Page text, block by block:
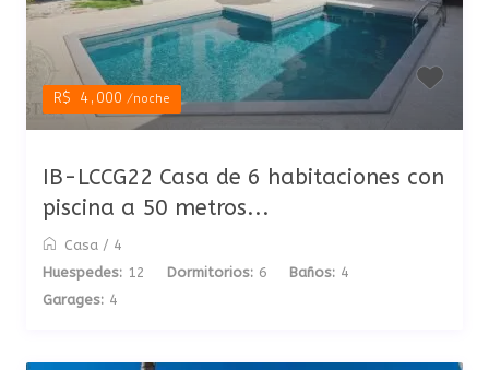
R$ 4,000/noche
IB-LCCG22 Casa de 6 habitaciones con
piscina a 50 metros...
Casa / 4
Huespedes: 12 Dormitorios: 6 Baños: 4
Garages: 4